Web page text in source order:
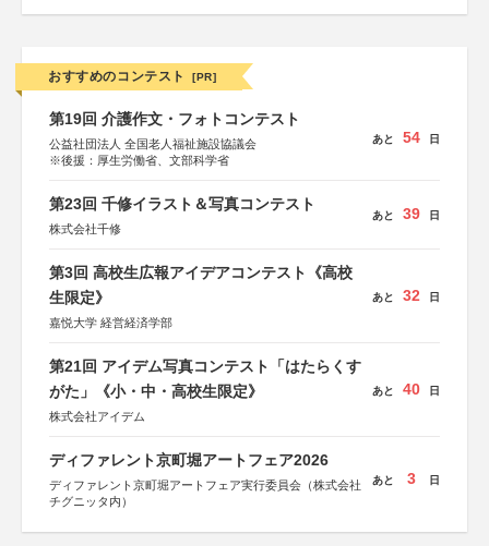
おすすめのコンテスト [PR]
第19回 介護作文・フォトコンテスト
公益社団法人 全国老人福祉施設協議会
※後援：厚生労働省、文部科学省
あと 54 日
第23回 千修イラスト＆写真コンテスト
株式会社千修
あと 39 日
第3回 高校生広報アイデアコンテスト《高校
生限定》
嘉悦大学 経営経済学部
あと 32 日
第21回 アイデム写真コンテスト「はたらくす
がた」《小・中・高校生限定》
株式会社アイデム
あと 40 日
ディファレント京町堀アートフェア2026
ディファレント京町堀アートフェア実行委員会（株式会社
チグニッタ内）
あと 3 日